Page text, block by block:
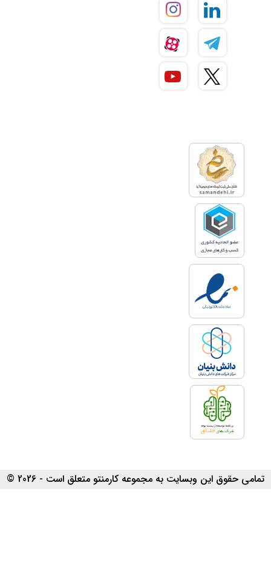
تمامی حقوق این وبسایت به مجموعه کارمنتو متعلق است - 2026 ©